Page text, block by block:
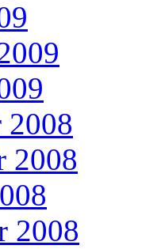
2008
2008
2008